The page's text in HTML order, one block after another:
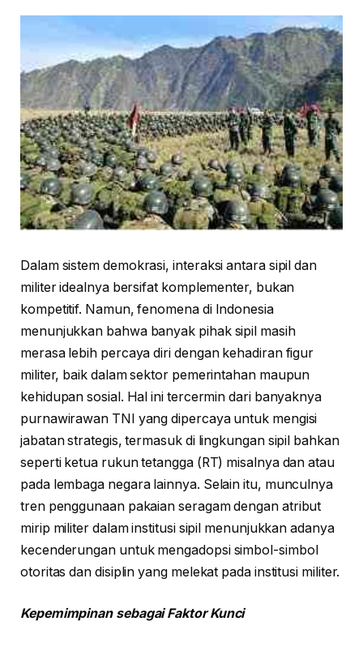
Dalam sistem demokrasi, interaksi antara sipil dan
militer idealnya bersifat komplementer, bukan
kompetitif. Namun, fenomena di Indonesia
menunjukkan bahwa banyak pihak sipil masih
merasa lebih percaya diri dengan kehadiran figur
militer, baik dalam sektor pemerintahan maupun
kehidupan sosial. Hal ini tercermin dari banyaknya
purnawirawan TNI yang dipercaya untuk mengisi
jabatan strategis, termasuk di lingkungan sipil bahkan
seperti ketua rukun tetangga (RT) misalnya dan atau
pada lembaga negara lainnya. Selain itu, munculnya
tren penggunaan pakaian seragam dengan atribut
mirip militer dalam institusi sipil menunjukkan adanya
kecenderungan untuk mengadopsi simbol-simbol
otoritas dan disiplin yang melekat pada institusi militer.
Kepemimpinan sebagai Faktor Kunci